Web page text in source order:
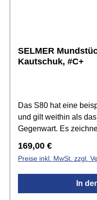
mmBahnlänge 24
thermoplastischem
SELMER
Kautschuk, #C+
Das S80 hat eine
und gilt weithin als
Gegenwart. Es
KlangvolumenRunder
dynamische
Schüler durch hohe
Regulärer Preis:
169,00 €
Preise inkl. MwSt. zzgl.
In